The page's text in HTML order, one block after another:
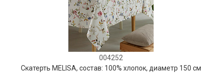
004252
Скатерть MELISA, состав: 100% хлопок, диаметр 150 см